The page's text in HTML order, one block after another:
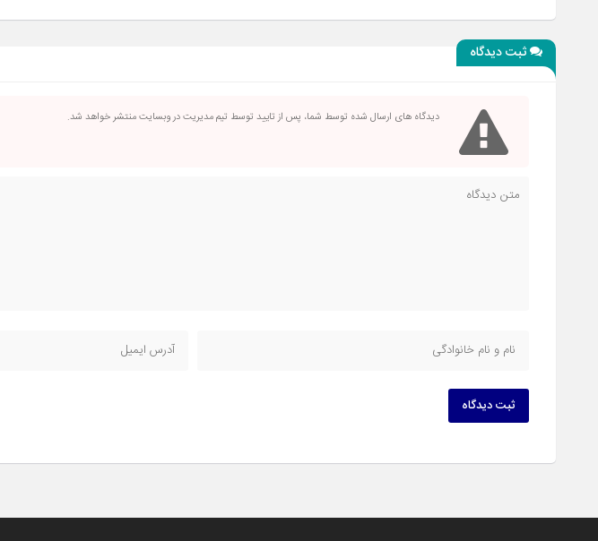
ثبت دیدگاه
دیدگاه های ارسال شده توسط شما، پس از تایید توسط تیم مدیریت در وبسایت منتشر خواهد شد.
ثبت دیدگاه